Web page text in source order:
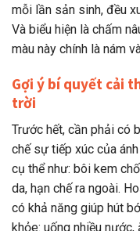
mỗi lần sản sinh, đều
Và biểu hiện là chấm
màu này chính là nám
Gợi ý bí quyết cải
trời
Trước hết, cần phải có
chế sự tiếp xúc của
cụ thể như: bôi kem
da, hạn chế ra ngoài.
có khả năng giúp hút
khỏe: uống nhiều nước,